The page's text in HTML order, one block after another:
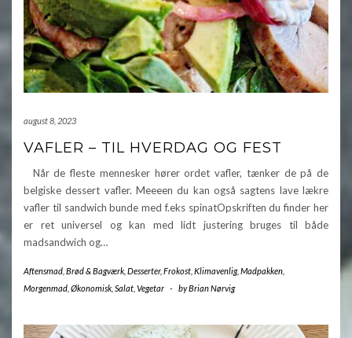
august 8, 2023
VAFLER – TIL HVERDAG OG FEST
Når de fleste mennesker hører ordet vafler, tænker de på de
belgiske dessert vafler. Meeeen du kan også sagtens lave lækre
vafler til sandwich bunde med f.eks spinatOpskriften du finder her
er ret universel og kan med lidt justering bruges til både
madsandwich og…
Aftensmad Brød & Bagværk Desserter, Frokost Klimavenlig, Madpakken
Morgenmad Økonomisk Salat Vegetar - byBrian Nørvig